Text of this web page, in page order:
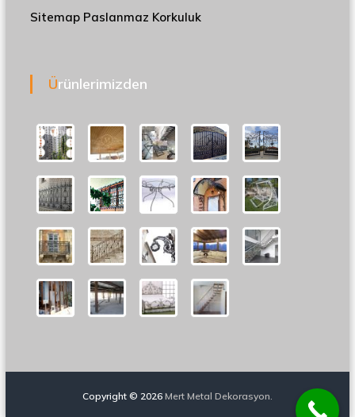
Sitemap Paslanmaz Korkuluk
Ürünlerimizden
Copyright © 2026 Mert Metal Dekorasyon.